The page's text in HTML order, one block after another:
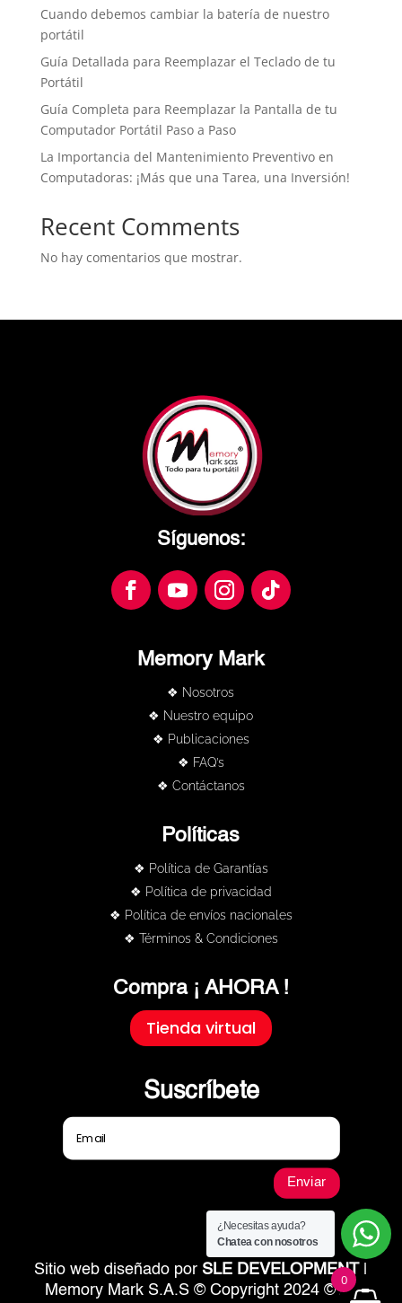
Cuando debemos cambiar la batería de nuestro
portátil
Guía Detallada para Reemplazar el Teclado de tu
Portátil
Guía Completa para Reemplazar la Pantalla de tu
Computador Portátil Paso a Paso
La Importancia del Mantenimiento Preventivo en
Computadoras: ¡Más que una Tarea, una Inversión!
Recent Comments
No hay comentarios que mostrar.
Síguenos:
Memory Mark
❖ Nosotros
❖ Nuestro equipo
❖ Publicaciones
❖ FAQ’s
❖ Contáctanos
Políticas
❖ Política de Garantías
❖ Política de privacidad
❖ Política de envíos nacionales
❖ Términos & Condiciones
Compra ¡ AHORA !
Tienda virtual
Suscríbete
Enviar
Sitio web diseñado por SLE DEVELOPMENT
Memory Mark S.A.S © Copyright 2024 © All
¿Necesitas ayuda?
Chatea con nosotros
0